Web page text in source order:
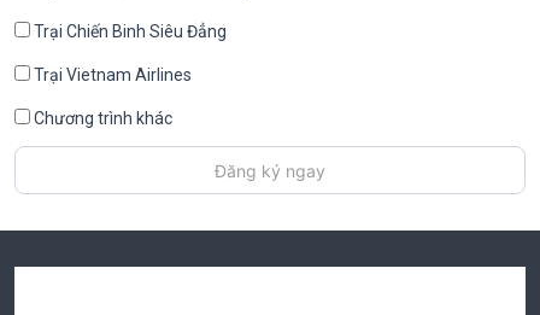
Trại Chiến Binh Siêu Đẳng
Trại Vietnam Airlines
Chương trình khác